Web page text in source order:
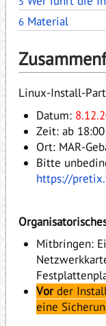
6 Material
Linux-Install-
Datum:
Zeit: ab
Ort: MAR-
Bitte
https://
Mitbringen:
Vorder
eine